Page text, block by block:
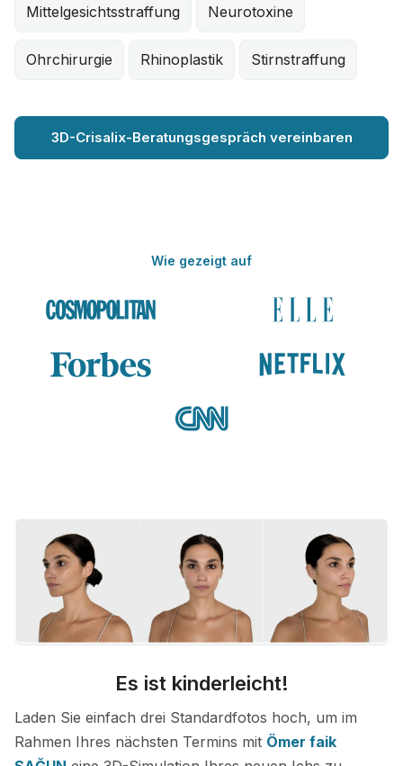
Mittelgesichtsstraffung Neurotoxine
Ohrchirurgie Rhinoplastik Stirnstraffung
3D-Crisalix-Beratungsgespräch vereinbaren
Wie gezeigt auf
Es ist kinderleicht!
Laden Sie einfach drei Standardfotos hoch, um im
Rahmen Ihres nächsten Termins mit Ömer faik